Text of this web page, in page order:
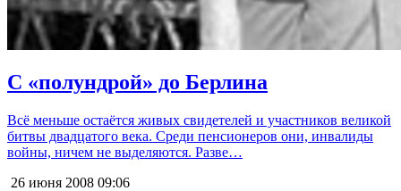
С «полундрой» до Берлина
Всё меньше остаётся живых свидетелей и участников великой
битвы двадцатого века. Среди пенсионеров они, инвалиды
войны, ничем не выделяются. Разве…
26 июня 2008 09:06